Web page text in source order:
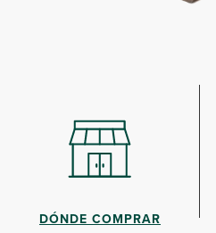
DÓNDE COMPRAR